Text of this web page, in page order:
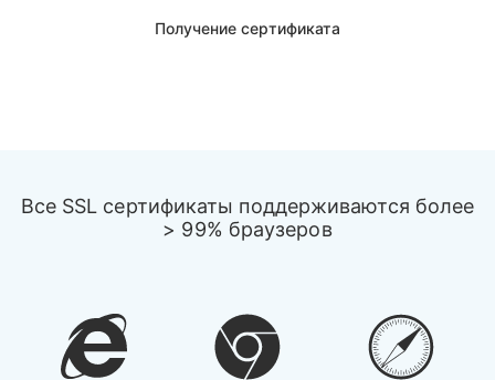
Получение сертификата
Все SSL сертификаты поддерживаются более
> 99% браузеров